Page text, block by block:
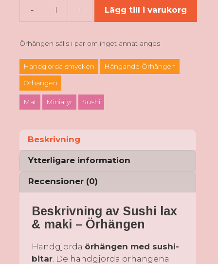
-
Sushi
-
Örhängen
+ Lägg till i varukorg
Örhängen säljs i par om inget annat anges
Handgjorda smycken Hängande Örhängen
Örhängen
Mat Miniatyr Sushi
Beskrivning
Ytterligare information
Recensioner (0)
Beskrivning av Sushi lax
& maki – Örhängen
Handgjorda örhängen med sushi-
bitar . De handgjorda örhängena